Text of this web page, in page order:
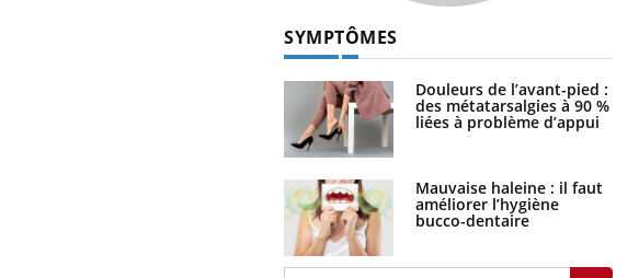
SYMPTÔMES
Douleurs de l’avant-pied :
des métatarsalgies à 90 %
liées à problème d’appui
Mauvaise haleine : il faut
améliorer l’hygiène
bucco-dentaire